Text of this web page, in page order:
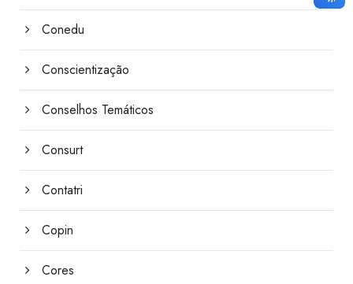
Conedu
Conscientização
Conselhos Temáticos
Consurt
Contatri
Copin
Cores